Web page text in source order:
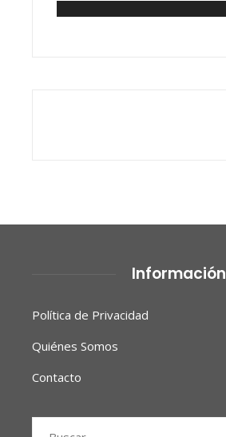
Información
Política de Privacidad
Quiénes Somos
Contacto